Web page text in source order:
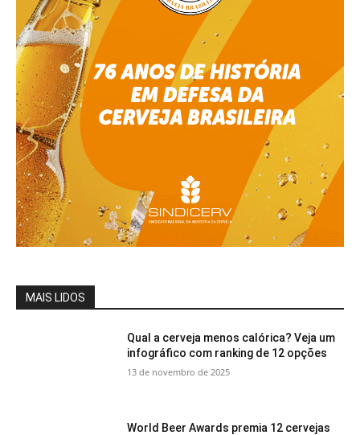
MAIS LIDOS
Qual a cerveja menos calórica? Veja um
infográfico com ranking de 12 opções
13 de novembro de 2025
World Beer Awards premia 12 cervejas